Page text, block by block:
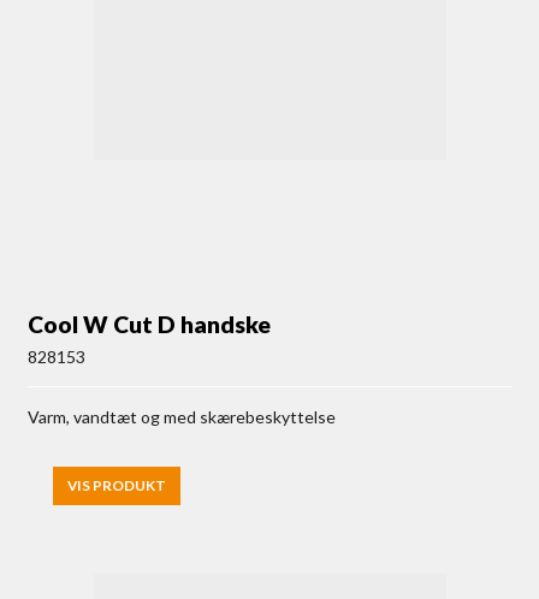
Cool W Cut D handske
828153
Varm, vandtæt og med skærebeskyttelse
VIS PRODUKT